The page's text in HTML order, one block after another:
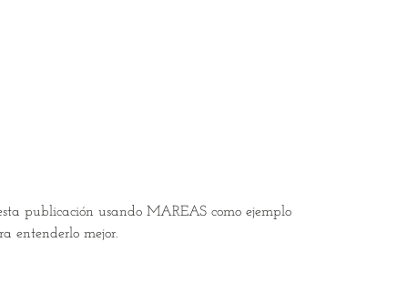
publicación usando MAREAS como ejemplo
entenderlo mejor.